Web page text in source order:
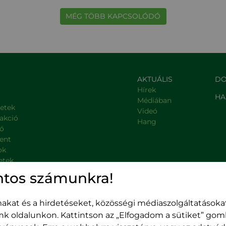
MÉG TÖBB KAPCSOLÓDÓ
kormányzati intézmények
AKTUÁLIS
Hírek
Médiában
Videó
Hang
számunkra!
és a hirdetéseket, közösségi
oldalunkon. Kattintson az „Elfogadom a sütiket”